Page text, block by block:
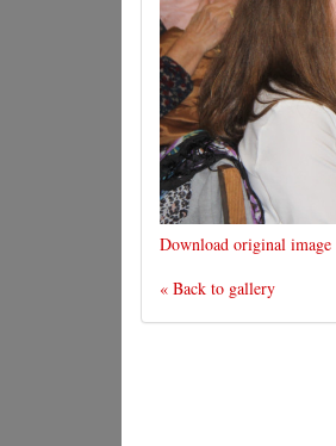
Download original image
« Back to gallery